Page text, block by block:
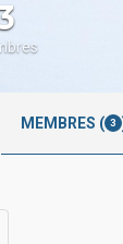
MEMBRES ( 3